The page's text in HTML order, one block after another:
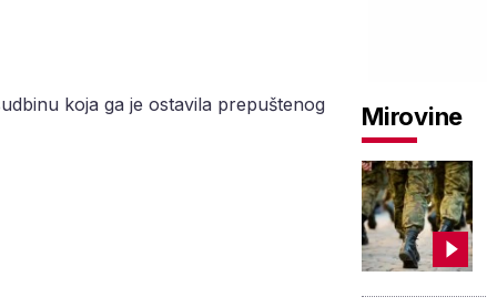
koja ga je ostavila prepuštenog
Mirovine